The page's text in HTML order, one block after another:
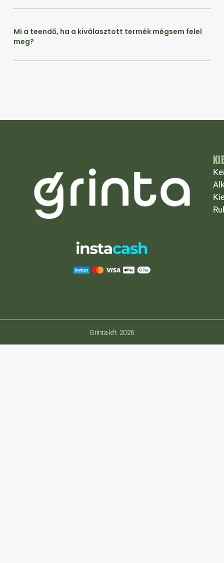
Mi a teendő, ha a kiválasztott termék mégsem felel
meg?
Grinta kft. 2026